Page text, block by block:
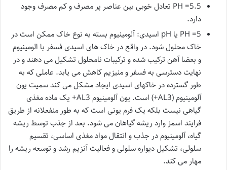
PH =5.5 تعادل خوبی بین عناصر پر مصرف و کم مصرف وجود
دارد.
PH =5 یا pH اسیدی: آلومینیوم بسته به نوع خاک ممکن است در
خاک محلول شود. در واقع در خاک های اسیدی فسفر با الومینیوم
و بعضا آهن ترکیب شده و ترکیبات نامحلول تشکیل می دهند و در
نهایت دسترسی به فسفر و منیزیم کاهش می یابد. عاملی که به
طور گسترده در خاکهای اسیدی ایجاد مشکل می کند سمیت یون
آلومینیوم (AL3+) است. یون آلومینیوم AL3+ یک ماده مغذی
گیاهی نیست بلکه یک فرم یونی است که به طور منفعلانه از طریق
فرایند اسمز وارد ریشه گیاهان می شود. بعد از جذب توسط ریشه
گیاه، آلومینیوم در جذب و انتقال مواد مغذی اساسی، تقسیم
سلولی، تشکیل دیواره سلولی و فعالیت آنزیم رشد و توسعه ریشه را
مهار می کند.